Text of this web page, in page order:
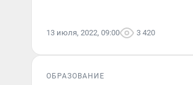
13 июля, 2022, 09:00 3 420
ОБРАЗОВАНИЕ